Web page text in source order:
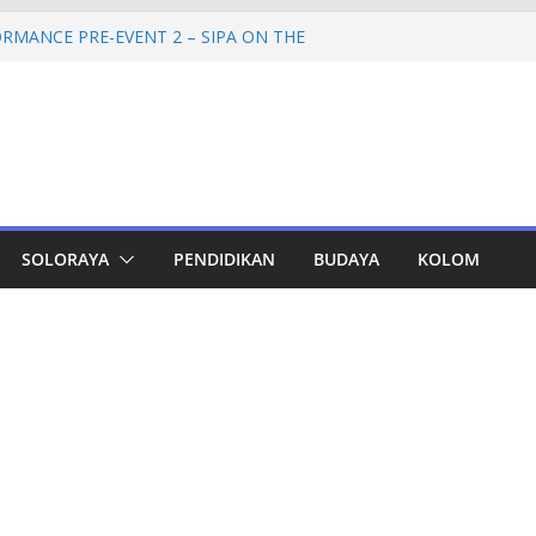
PRE-EVENT 2 – SIPA ON THE
Tampung 2.692 Siswa, Taj Yasin:
Cadangan Rp1,2 Triliun untuk Pilgub
Mulai 2027
SPEM Akan Disidangkan
SOLORAYA PENDIDIKAN BUDAYA KOLOM